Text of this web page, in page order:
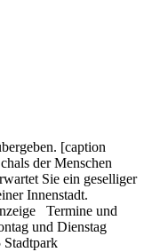
[caption
der Menschen
Sie ein geselliger
Innenstadt.
Termine und
und Dienstag